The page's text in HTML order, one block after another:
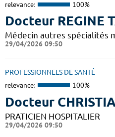
relevance: 100%
Docteur REGINE
Médecin autres spécialités
29/04/2026 09:50
PROFESSIONNELS DE SANTÉ
relevance: 100%
Docteur
PRATICIEN HOSPITALIER
29/04/2026 09:50